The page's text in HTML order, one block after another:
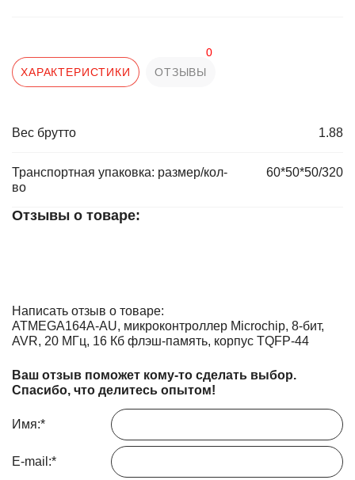
ХАРАКТЕРИСТИКИ ОТЗЫВЫ
0
Вес брутто 1.88
Транспортная упаковка: размер/кол-
во
60*50*50/320
Отзывы о товаре:
Написать отзыв о товаре:
ATMEGA164A-AU, микроконтроллер Microchip, 8-бит,
AVR, 20 МГц, 16 Кб флэш-память, корпус TQFP-44
Ваш отзыв поможет кому-то сделать выбор.
Спасибо, что делитесь опытом!
Имя:*
E-mail:*